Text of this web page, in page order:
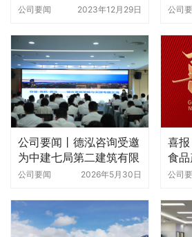
任书签订暨动员大会圆满
公司要闻 2023年12月29日 公司
公司要闻丨德泓咨询受邀
为中建七局第二建筑有限
公司做城市更新策略与实
公司要闻 2026年5月30日
喜
食
落地
公司